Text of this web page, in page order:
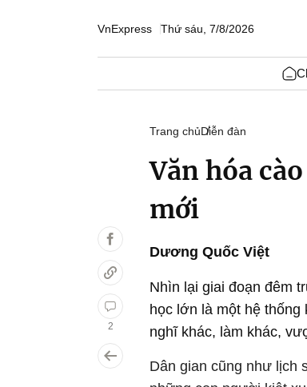
VnExpress Thứ sáu, 7/8/2026
2
Trang chủDiễn đàn
Văn hóa
mới
Dương Quốc Việt
Nhìn lại giai đoạn đêm
học lớn là một hệ
nghĩ khác, làm khác,
Dân gian cũng như lịch